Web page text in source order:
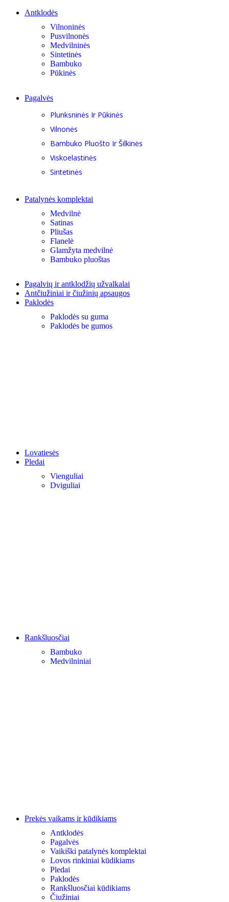
Antklodės
Vilnoninės
Pusvilnonės
Medvilninės
Sintetinės
Bambuko
Pūkinės
Pagalvės
Plunksninės Ir Pūkinės
Vilnonės
Bambuko Pluošto Ir Šilkinės
Viskoelastinės
Sintetinės
Patalynės komplektai
Medvilnė
Satinas
Pliušas
Flanelė
Glamžyta medvilnė
Bambuko pluoštas
Pagalvių ir antklodžių užvalkalai
Antčiužiniai ir čiužinių apsaugos
Paklodės
Paklodės su guma
Paklodės be gumos
Lovatiesės
Pledai
Vienguliai
Dviguliai
Rankšluosčiai
Bambuko
Medvilniniai
Prekės vaikams ir kūdikiams
Antklodės
Pagalvės
Vaikiški patalynės komplektai
Lovos rinkiniai kūdikiams
Pledai
Paklodės
Rankšluosčiai kūdikiams
Čiužiniai